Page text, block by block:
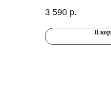
17 Pro Max, Black
3 590 р.
В